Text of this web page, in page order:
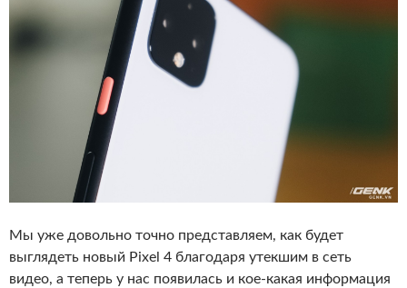
Мы уже довольно точно представляем, как будет
выглядеть новый Pixel 4 благодаря утекшим в сеть
видео, а теперь у нас появилась и кое-какая информация